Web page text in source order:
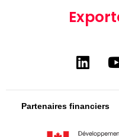
Partenaires financiers